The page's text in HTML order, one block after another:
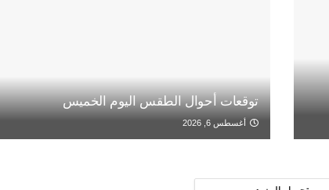
توقعات أحوال الطقس اليوم الخميس
أغسطس 6, 2026